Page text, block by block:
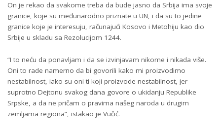
On je rekao da svakome treba da bude jasno da Srbija ima svoje
granice, koje su međunarodno priznate u UN, i da su to jedine
granice koje je interesuju, računajući Kosovo i Metohiju kao dio
Srbije u skladu sa Rezolucijom 1244.
“I to neću da ponavljam i da se izvinjavam nikome i nikada više.
Oni to rade namerno da bi govorili kako mi proizvodimo
nestabilnost, iako su oni ti koji proizvode nestabilnost, jer
suprotno Dejtonu svakog dana govore o ukidanju Republike
Srpske, a da ne pričam o pravima našeg naroda u drugim
zemljama regiona”, istakao je Vučić.